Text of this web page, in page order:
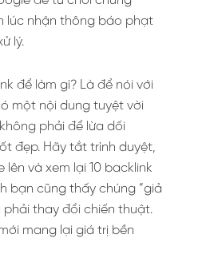
lúc nhận thông báo phạt
lý.
để làm gì? Là để nói với
một nội dung tuyệt vời
phải để lừa dối
đẹp. Hãy tắt trình duyệt,
lên và xem lại 10 backlink
bạn cũng thấy chúng “giả
phải thay đổi chiến thuật.
mang lại giá trị bền